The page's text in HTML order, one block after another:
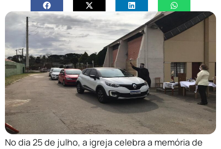
No dia 25 de julho, a igreja celebra a memória de